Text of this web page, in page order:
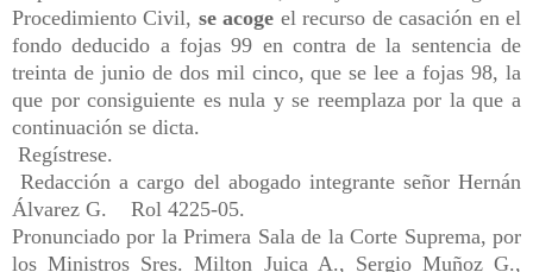
Procedimiento Civil, se acoge el recurso de casación en el
fondo deducido a fojas 99 en contra de la sentencia de
treinta de junio de dos mil cinco, que se lee a fojas 98, la
que por consiguiente es nula y se reemplaza por la que a
continuación se dicta.
Regístrese.
Redacción a cargo del abogado integrante señor Hernán
Álvarez G. Rol 4225-05.
Pronunciado por la Primera Sala de la Corte Suprema, por
los Ministros Sres. Milton Juica A., Sergio Muñoz G.,